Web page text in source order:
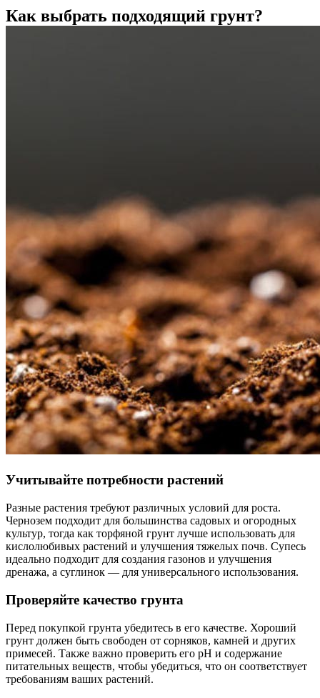
Как выбрать подходящий грунт?
Учитывайте потребности растений
Разные растения требуют различных условий для роста.
Чернозем подходит для большинства садовых и огородных
культур, тогда как торфяной грунт лучше использовать для
кислолюбивых растений и улучшения тяжелых почв. Супесь
идеально подходит для создания газонов и улучшения
дренажа, а суглинок — для универсального использования.
Проверяйте качество грунта
Перед покупкой грунта убедитесь в его качестве. Хороший
грунт должен быть свободен от сорняков, камней и других
примесей. Также важно проверить его pH и содержание
питательных веществ, чтобы убедиться, что он соответствует
требованиям ваших растений.